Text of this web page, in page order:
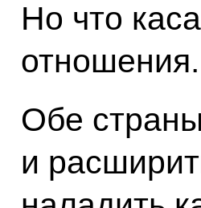
Но что
отношения.
Обе
и